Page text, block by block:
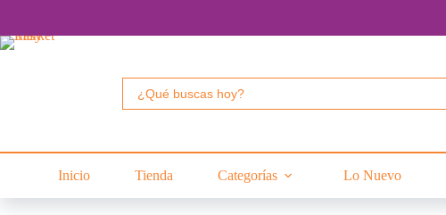
contenido
Buscar:
Inicio Tienda Categorías Lo Nuevo